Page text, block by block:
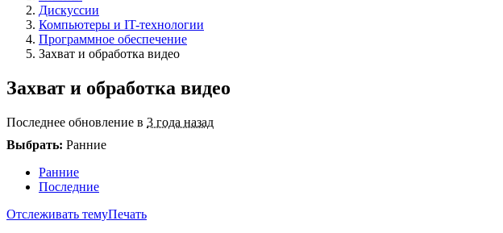
Дискуссии
Компьютеры и IT-технологии
Программное обеспечение
Захват и обработка видео
Захват и обработка видео
Последнее обновление в 3 года назад
Выбрать: Ранние
Ранние
Последние
Отслеживать темуПечать